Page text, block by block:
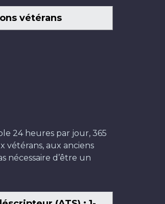
vétérans
24 heures par jour, 365
vétérans, aux anciens
nécessaire d’être un